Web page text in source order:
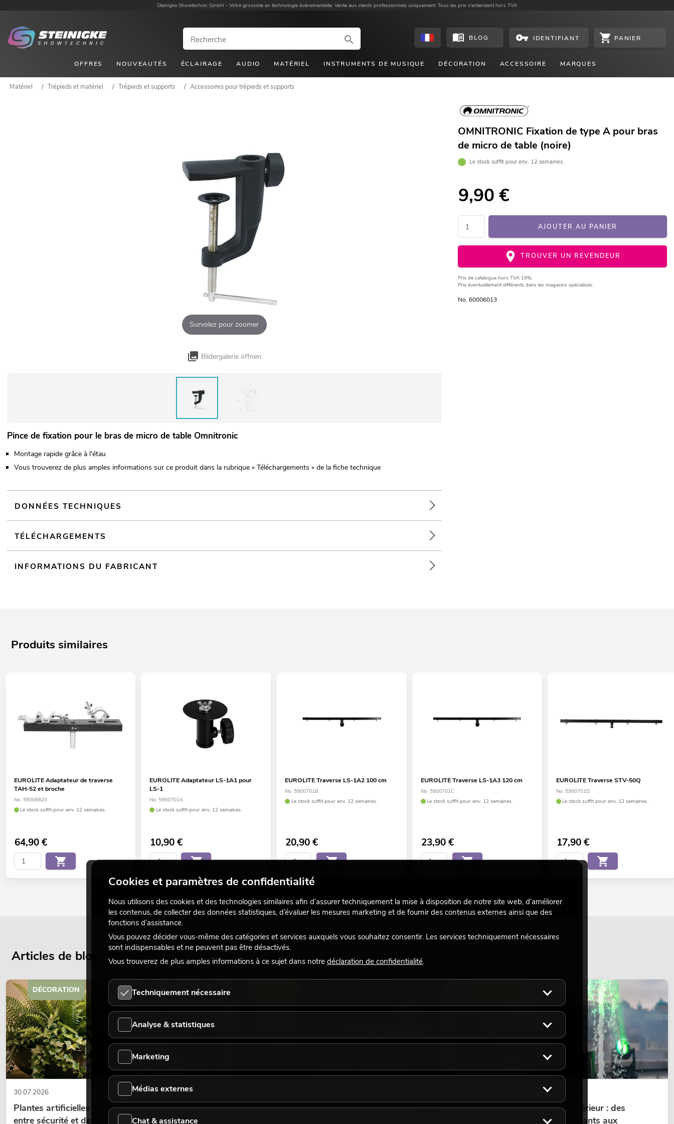
Steinigke Showtechnic GmbH - Votre grossiste en technologie événementielle. Vente aux clients professionnels uniquement. Tous les prix s'entendent hors TVA
BLOG IDENTIFIANT PANIER
OFFRES NOUVEAUTÉS ÉCLAIRAGE AUDIO MATÉRIEL INSTRUMENTS DE MUSIQUE DÉCORATION ACCESSOIRE MARQUES
Matériel / Trépieds et matériel / Trépieds et supports / Accessoires pour trépieds et supports
Survolez pour zoomer
Bildergalerie öffnen
OMNITRONIC Fixation de type A pour bras
de micro de table (noire)
Le stock suffit pour env. 12 semaines.
9,90 €
AJOUTER AU PANIER
TROUVER UN REVENDEUR
Prix de catalogue hors TVA 19%
Prix éventuellement différents dans les magasins spécialisés.
No. 60006013
Pince de fixation pour le bras de micro de table Omnitronic
Montage rapide grâce à l'étau
Vous trouverez de plus amples informations sur ce produit dans la rubrique « Téléchargements » de la fiche technique
DONNÉES TECHNIQUES
TÉLÉCHARGEMENTS
INFORMATIONS DU FABRICANT
Produits similaires
EUROLITE Adaptateur de traverse
TAH-52 et broche
No. 59006820
Le stock suffit pour env. 12 semaines.
64,90€
EUROLITE Adaptateur LS-1A1 pour
LS-1
No. 5900701A
Le stock suffit pour env. 12 semaines.
10,90€
EUROLITE Traverse LS-1A2 100 cm
No. 5900701B
Le stock suffit pour env. 12 semaines.
20,90€
EUROLITE Traverse LS-1A3 120 cm
No. 5900701C
Le stock suffit pour env. 12 semaines.
23,90€
EUROLITE Traverse STV-50Q
No. 5900701D
Le stock suffit pour env. 12 semaines.
17,90€
Articles de blog actuels
30.07.2026
Plantes artificielles ignifugées : l'alliance parfaite
entre sécurité et design
DÉCORATION
Une touche rétro dans un design d'éclairage
Projecteurs à tête mobile d'extérieur : des
projecteurs à tête mobile résistants aux
Cookies et paramètres de confidentialité
Nous utilisons des cookies et des technologies similaires afin d’assurer techniquement la mise à disposition de notre site web, d’améliorer
les contenus, de collecter des données statistiques, d’évaluer les mesures marketing et de fournir des contenus externes ainsi que des
fonctions d’assistance.
Vous pouvez décider vous-même des catégories et services auxquels vous souhaitez consentir. Les services techniquement nécessaires
sont indispensables et ne peuvent pas être désactivés.
Vous trouverez de plus amples informations à ce sujet dans notre déclaration de confidentialité.
Techniquement nécessaire
Analyse & statistiques
Marketing
Médias externes
Chat & assistance